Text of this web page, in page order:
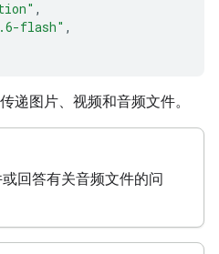
,
flash" ,
递图片、视频和音频文件。
回答有关音频文件的问